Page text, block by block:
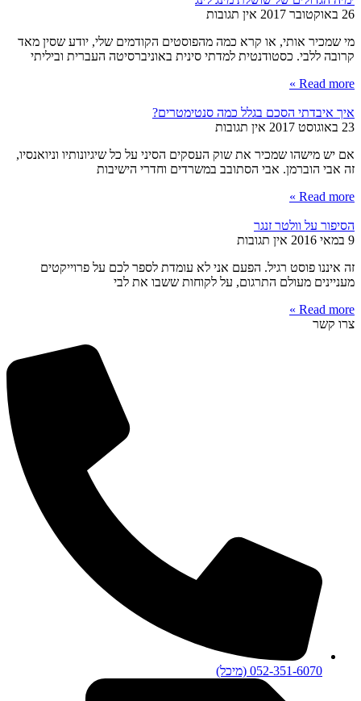
26 באוקטובר 2017
אין תגובות
מי שמכיר אותי, או קרא כמה מהפוסטים הקודמים שלי, יודע שסין מאד
קרובה ללבי. כסטודנטית למדתי סינית באוניברסיטה העברית וביליתי
Read more »
איך איבדתי הסכם בגלל כמה סנטימטרים?
23 באוגוסט 2017
אין תגובות
אם יש מישהו שמכיר את שוק העסקים הסיני על כל שיגיונותיו וניואנסיו,
זה אבי הוברמן. אבי הסתובב במשרדים וחדרי הישיבות
Read more »
הסיפור על וולטר זנגר
9 במאי 2016
אין תגובות
זה איננו פוסט רגיל. הפעם אני לא עומדת לספר לכם על פרוייקטים
מעניינים מעולם התרגום, על לקוחות ששבו את לבי
Read more »
צרו קשר
052-351-6070 (מיכל)